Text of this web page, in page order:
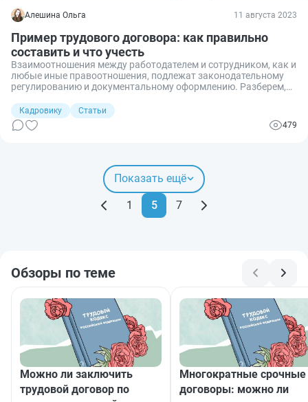
Алешина Ольга 11 августа 2023
Пример трудового договора: как правильно
составить и что учесть
Взаимоотношения между работодателем и сотрудником, как и
любые иные правоотношения, подлежат законодательному
регулированию и документальному оформлению. Разберем,
работу и что при этом требуется учесть.
Кадровику
Статьи
479
Показать ещё
1 5 7
Обзоры по теме
Можно ли заключить
трудовой договор по
Многократные срочные
договоры: можно ли